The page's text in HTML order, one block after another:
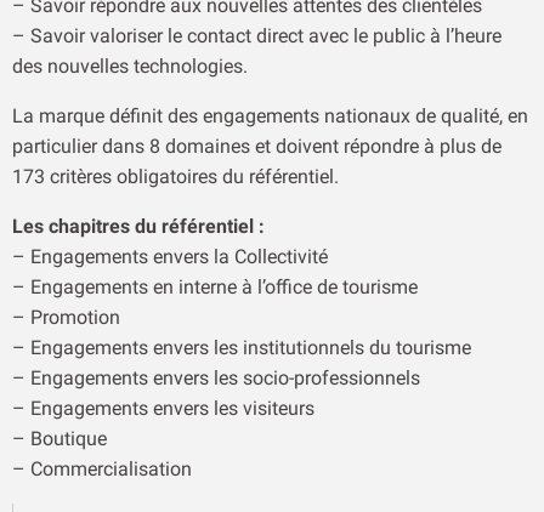
– Savoir répondre aux nouvelles attentes des clientèles
– Savoir valoriser le contact direct avec le public à l’heure
des nouvelles technologies.
La marque définit des engagements nationaux de qualité, en
particulier dans 8 domaines et doivent répondre à plus de
173 critères obligatoires du référentiel.
Les chapitres du référentiel :
– Engagements envers la Collectivité
– Engagements en interne à l’office de tourisme
– Promotion
– Engagements envers les institutionnels du tourisme
– Engagements envers les socio-professionnels
– Engagements envers les visiteurs
– Boutique
– Commercialisation